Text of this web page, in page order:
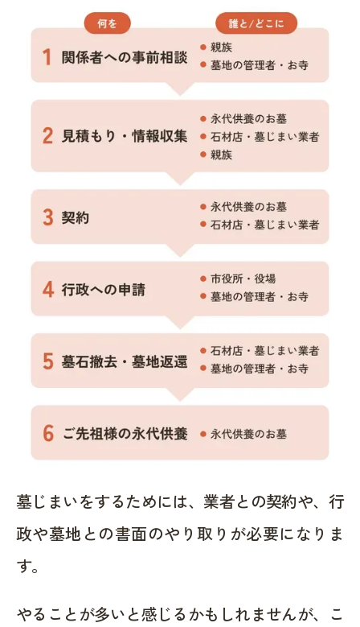
墓じまいをするためには、業者との契約や、行
政や墓地との書面のやり取りが必要になりま
す。
やることが多いと感じるかもしれませんが、こ